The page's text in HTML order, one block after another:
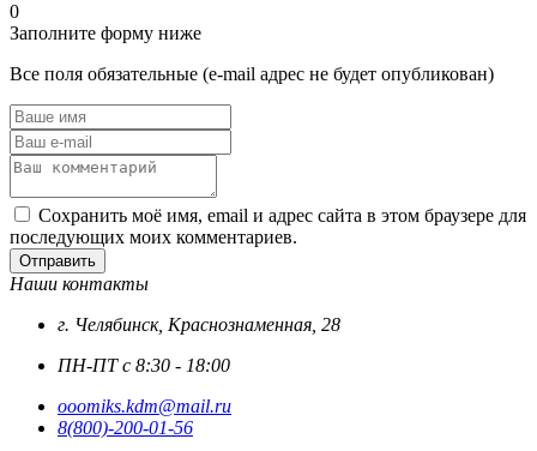
0
Заполните форму ниже
Все поля обязательные (e-mail адрес не будет опубликован)
Сохранить моё имя, email и адрес сайта в этом браузере для
последующих моих комментариев.
Отправить
Наши контакты
г. Челябинск, Краснознаменная, 28
ПН-ПТ с 8:30 - 18:00
ooomiks.kdm@mail.ru
8(800)-200-01-56